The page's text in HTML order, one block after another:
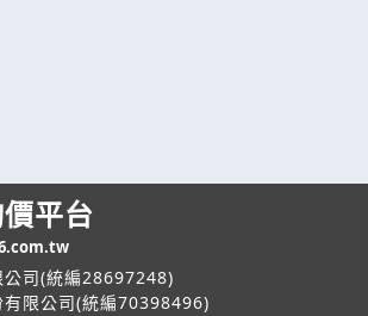
平台
公司(統編28697248)
有限公司(統編70398496)